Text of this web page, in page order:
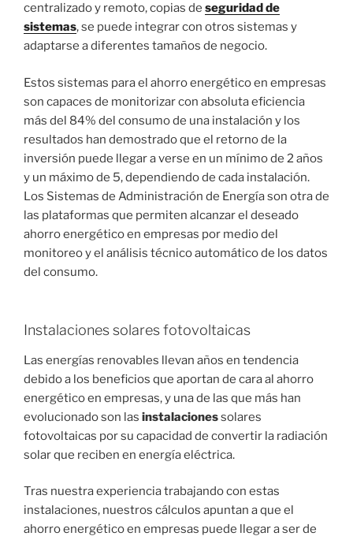
centralizado y remoto, copias de seguridad de
sistemas, se puede integrar con otros sistemas y
adaptarse a diferentes tamaños de negocio.
Estos sistemas para el ahorro energético en empresas
son capaces de monitorizar con absoluta eficiencia
más del 84% del consumo de una instalación y los
resultados han demostrado que el retorno de la
inversión puede llegar a verse en un mínimo de 2 años
y un máximo de 5, dependiendo de cada instalación.
Los Sistemas de Administración de Energía son otra de
las plataformas que permiten alcanzar el deseado
ahorro energético en empresas por medio del
monitoreo y el análisis técnico automático de los datos
del consumo.
Instalaciones solares fotovoltaicas
Las energías renovables llevan años en tendencia
debido a los beneficios que aportan de cara al ahorro
energético en empresas, y una de las que más han
evolucionado son las instalacionessolares
fotovoltaicas por su capacidad de convertir la radiación
solar que reciben en energía eléctrica.
Tras nuestra experiencia trabajando con estas
instalaciones, nuestros cálculos apuntan a que el
ahorro energético en empresas puede llegar a ser de